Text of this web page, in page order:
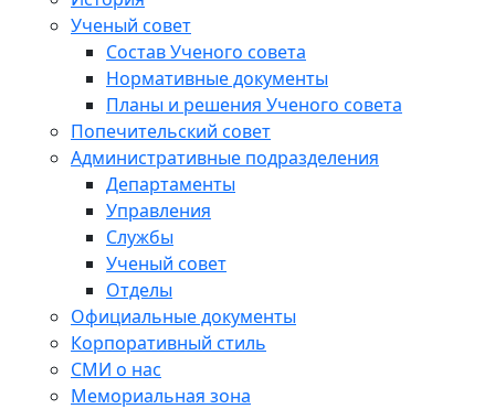
Ученый совет
Состав Ученого совета
Нормативные документы
Планы и решения Ученого совета
Попечительский совет
Административные подразделения
Департаменты
Управления
Службы
Ученый совет
Отделы
Официальные документы
Корпоративный стиль
СМИ о нас
Мемориальная зона